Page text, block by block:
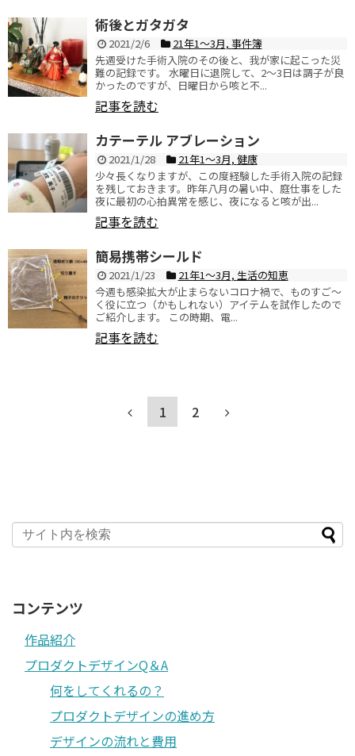
術後とガタガタ
2021/2/6 21年1〜3月, 事件簿
先週受けた手術入院のその後と、我が家に起こった災
難の記録です。 水曜日に退院して、2〜3日は調子が良
かったのですが、日曜日から咳と不...
記事を読む
カテーテル アブレーション
2021/1/28 21年1〜3月, 健康
少々長くなりますが、この度経験した手術入院の記録
を残しておきます。昨年八月の暑い中、庭仕事をした
夜に最初の心拍異常を感じ、夜になると咳が出...
記事を読む
簡易携帯シールド
2021/1/23 21年1〜3月, 生活の知恵
今週も感染拡大が止まらないコロナ禍で、ものすご〜
く役に立つ（かもしれない）アイテムを試作したので
ご紹介します。 この時期、電...
記事を読む
1 2
コンテンツ
作品紹介
プロダクトデザインQ＆A
何をしてくれるの？
プロダクトデザインの進め方
デザインの流れと費用